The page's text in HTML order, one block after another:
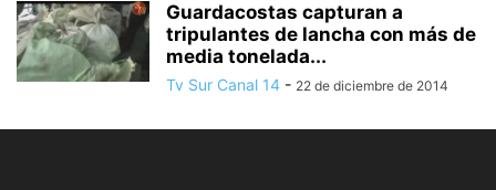
Guardacostas capturan a
tripulantes de lancha con más de
media tonelada...
Tv Sur Canal 14 - 22 de diciembre de 2014